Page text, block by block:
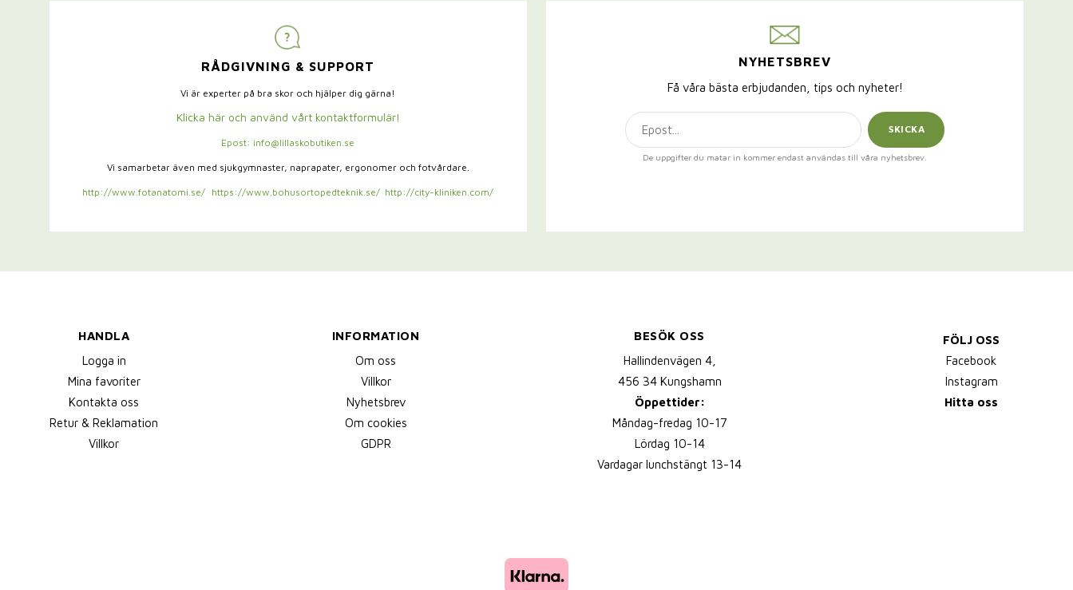
RÅDGIVNING & SUPPORT
Vi är experter på bra skor och hjälper dig gärna!
Klicka här och använd vårt kontaktformulär!
Epost: info@lillaskobutiken.se
Vi samarbetar även med sjukgymnaster, naprapater, ergonomer och fotvårdare.
http://www.fotanatomi.se/ https://www.bohusortopedteknik.se/ http://city-kliniken.com/
NYHETSBREV
Få våra bästa erbjudanden, tips och nyheter!
SKICKA
De uppgifter du matar in kommer endast användas till våra nyhetsbrev.
HANDLA
Logga in
Mina favoriter
Kontakta oss
Retur & Reklamation
Villkor
INFORMATION
Om oss
Villkor
Nyhetsbrev
Om cookies
GDPR
BESÖK OSS
Hallindenvägen 4,
456 34 Kungshamn
Öppettider:
Måndag-fredag 10-17
Lördag 10-14
Vardagar lunchstängt 13-14
FÖLJ OSS
Facebook
Instagram
Hitta oss